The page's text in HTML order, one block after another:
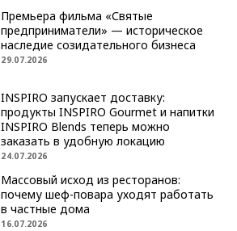
Премьера фильма «Святые
предприниматели» — историческое
наследие созидательного бизнеса
29.07.2026
INSPIRO запускает доставку:
продукты INSPIRO Gourmet и напитки
INSPIRO Blends теперь можно
заказать в удобную локацию
24.07.2026
Массовый исход из ресторанов:
почему шеф-повара уходят работать
в частные дома
16.07.2026